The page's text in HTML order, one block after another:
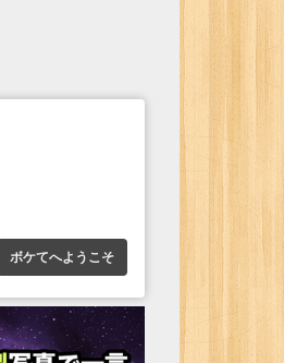
ボケてへようこそ